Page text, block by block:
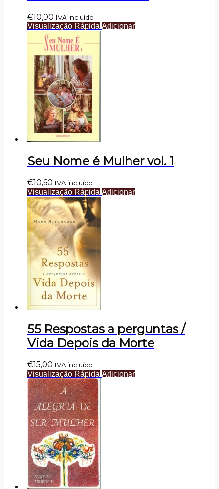
€10,00 IVA incluído
Visualização Rápida Adicionar
Seu Nome é Mulher vol. 1
€10,60 IVA incluído
Visualização Rápida Adicionar
55 Respostas a perguntas /
Vida Depois da Morte
€15,00 IVA incluído
Visualização Rápida Adicionar